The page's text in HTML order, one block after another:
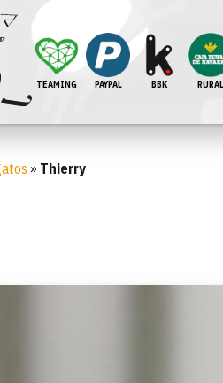
TEAMING PAYPAL BBK RURAL
» Thierry